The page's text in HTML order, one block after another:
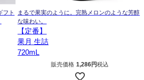
フト
まるで果実のように。完熟メロンのような芳醇
な味わい。
【定番】
果月 生詰
720mL
販売価格 1,286 税込